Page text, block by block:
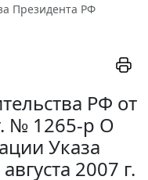
Президента РФ
РФ от
№ 1265-р О
Указа
2007 г.